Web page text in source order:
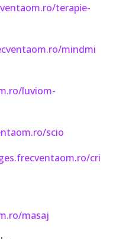
terapie-
mindmi
luviom-
scio
cri
masaj